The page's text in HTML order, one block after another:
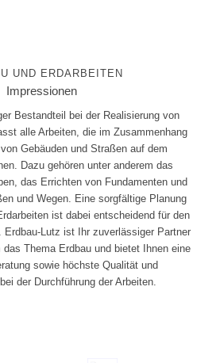
UND ERDARBEITEN
Impressionen
Bestandteil bei der Realisierung von
alle Arbeiten, die im Zusammenhang
Gebäuden und Straßen auf dem
Dazu gehören unter anderem das
das Errichten von Fundamenten und
und Wegen. Eine sorgfältige Planung
ist dabei entscheidend für den
Erdbau-Lutz ist Ihr zuverlässiger Partner
das Thema Erdbau und bietet Ihnen eine
sowie höchste Qualität und
der Durchführung der Arbeiten.